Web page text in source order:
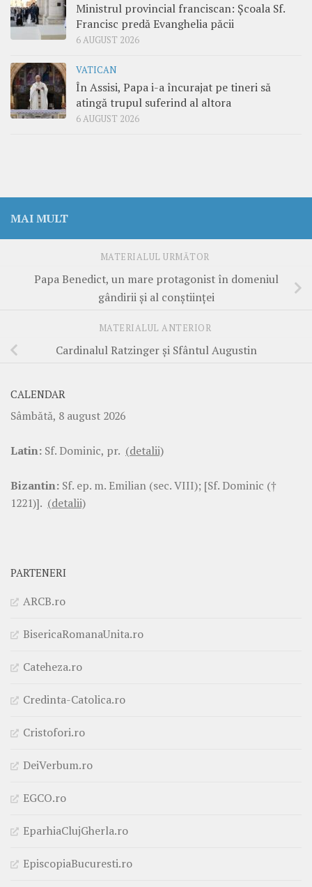
Ministrul provincial franciscan: Școala Sf.
Francisc predă Evanghelia păcii
6 AUGUST 2026
VATICAN
În Assisi, Papa i-a încurajat pe tineri să
atingă trupul suferind al altora
6 AUGUST 2026
MAI MULT
MATERIALUL URMĂTOR
Papa Benedict, un mare protagonist în domeniul
gândirii și al conștiinței
MATERIALUL ANTERIOR
Cardinalul Ratzinger și Sfântul Augustin
CALENDAR
Sâmbătă, 8 august 2026
Latin: Sf. Dominic, pr. (detalii)
Bizantin: Sf. ep. m. Emilian (sec. VIII); [Sf. Dominic (†
1221)]. (detalii)
PARTENERI
ARCB.ro
BisericaRomanaUnita.ro
Cateheza.ro
Credinta-Catolica.ro
Cristofori.ro
DeiVerbum.ro
EGCO.ro
EparhiaClujGherla.ro
EpiscopiaBucuresti.ro